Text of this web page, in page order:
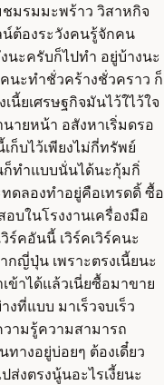
มรมมะพร้าว วิสาหกิจ
ต้องระวังคนรู้จักคน
นะครับก็ไปทำ อยู่บ้างนะ
นะทำชั่วคร้างชั่วคราว ก็
นี้ยเศรษฐกิจมันไว้ใไว้ใจ
ายหน้า อสังหาเริ่มดรอ
ก็บไว้เพียงไม่กี่ทรัพย์
ทำแบบนั่นได้นะกุ้มกิ่
ดลองทำอยู่คือเทรดดิ้ ซื้อ
บในโรงงานเครื่องมือ
ร์คอันนี้ เวิร์คเวิร์คนะ
กญี่ปุ่น เพราะตรงเนี้ยนะ
ข้าได้แล้วเนี่ยซื้อมาขาย
ที่แบบ มาเร็วจบเร็ว
ามรู้ความสามารถ
างอยู่บ่อยๆ ต้องเดี๋ยว
ส่งตรงนู้นอะไรเงี้ยนะ